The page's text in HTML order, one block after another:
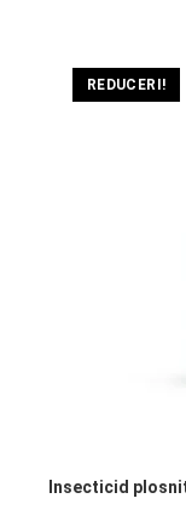
REDUCERI!
Insecticid